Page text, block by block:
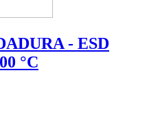
- ESD
°C